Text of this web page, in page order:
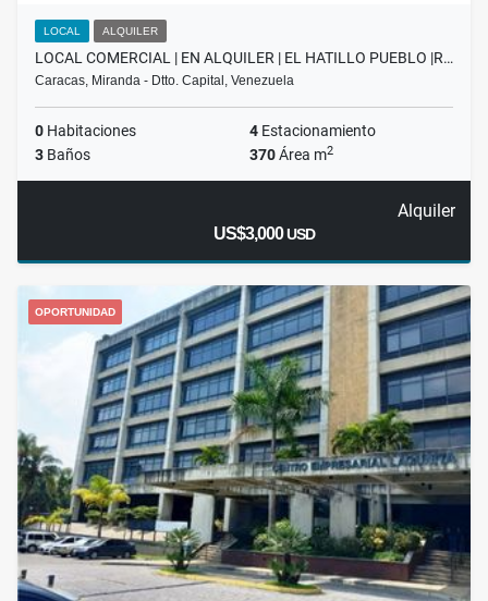
LOCAL ALQUILER
LOCAL COMERCIAL | EN ALQUILER | EL HATILLO PUEBLO |R…
Caracas, Miranda - Dtto. Capital, Venezuela
0 Habitaciones 4 Estacionamiento
3 Baños 370Área m2
Alquiler
US$3,000USD
OPORTUNIDAD